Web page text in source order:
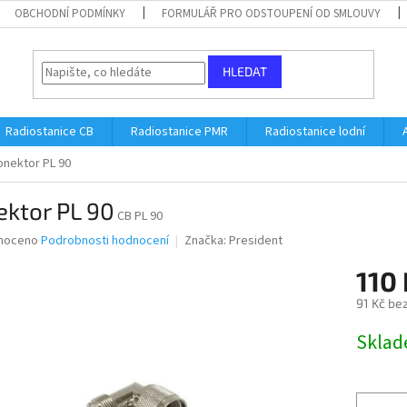
OBCHODNÍ PODMÍNKY FORMULÁŘ PRO ODSTOUPENÍ OD SMLOUVY
HLEDAT
Radiostanice CB Radiostanice PMR Radiostanice lodní
PL 90
PL 90 CB PL 90
Podrobnosti hodnocení Značka: President
110
91 Kč
cena: